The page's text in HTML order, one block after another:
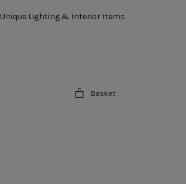
Unique Lighting & Interior Items
Basket